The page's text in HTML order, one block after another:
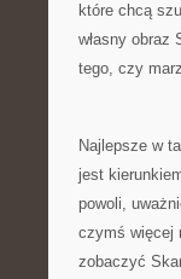
które chcą
własny obraz
tego, czy
Najlepsze w
jest
powoli,
czymś więcej
zobaczyć